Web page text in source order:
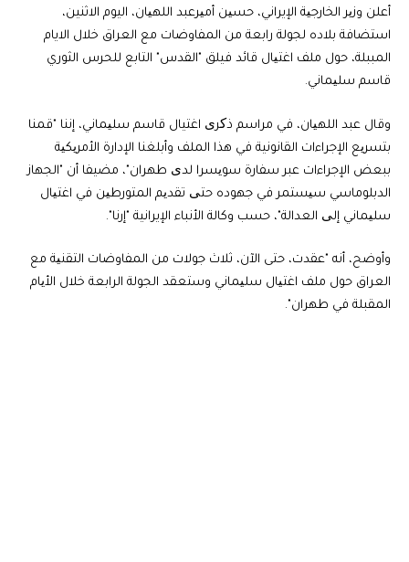
أعلن وزیر الخارجیة الإيراني، حسین أمیرعبد اللهیان، اليوم الاثنين،
استضافة بلاده لجولة رابعة من المفاوضات مع العراق خلال الايام
المببلة، حول ملف اغتیال قائد فيلق "القدس" التابع للحرس الثوري
قاسم سلیماني.
وقال عبد اللهیان، في مراسم ذکری اغتيال قاسم سلیماني، إننا "قمنا
بتسریع الإجراءات القانونية في هذا الملف وأبلغنا الإدارة الأمریكیة
ببعض الإجراءات عبر سفارة سویسرا لدی طهران"، مضيفا أن "الجهاز
الدبلوماسي سیستمر في جهوده حتی تقدیم المتورطین في اغتیال
سلیماني إلی العدالة"، حسب وكالة الأنباء الإيرانية "إرنا".
وأوضح، أنه "عقدت، حتى الآن، ثلاث جولات من المفاوضات التقنیة مع
العراق حول ملف اغتیال سلیماني وستعقد الجولة الرابعة خلال الأیام
المقبلة في طهران".